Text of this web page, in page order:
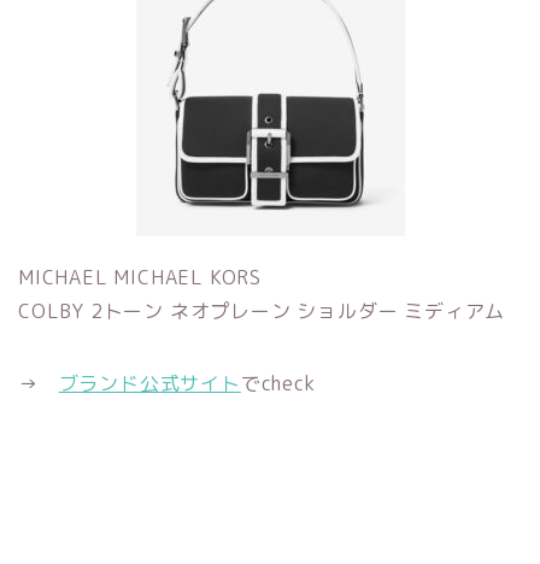
MICHAEL MICHAEL KORS
COLBY 2トーン ネオプレーン ショルダー ミディアム
→ ブランド公式サイトでcheck